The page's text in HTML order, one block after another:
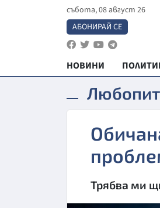
събота, 08 август 26
АБОНИРАЙ СЕ
НОВИНИ
Трябва ми